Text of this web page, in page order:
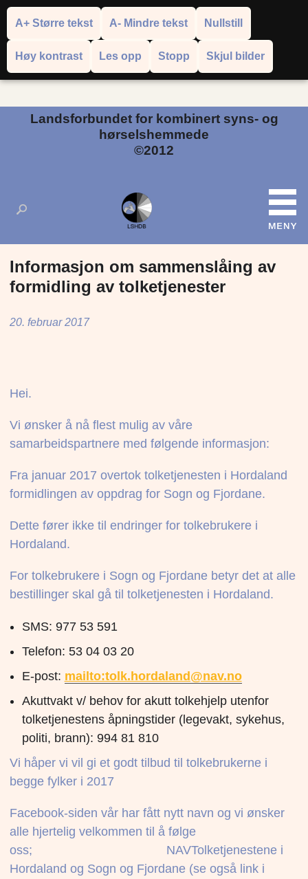
A+ Større tekst A- Mindre tekst Nullstill
Høy kontrast Les opp Stopp Skjul bilder
Landsforbundet for kombinert syns- og
hørselshemmede
©2012
Informasjon om sammenslåing av
formidling av tolketjenester
20. februar 2017
Hei.
Vi ønsker å nå flest mulig av våre
samarbeidspartnere med følgende informasjon:
Fra januar 2017 overtok tolketjenesten i Hordaland
formidlingen av oppdrag for Sogn og Fjordane.
Dette fører ikke til endringer for tolkebrukere i
Hordaland.
For tolkebrukere i Sogn og Fjordane betyr det at alle
bestillinger skal gå til tolketjenesten i Hordaland.
SMS: 977 53 591
Telefon: 53 04 03 20
E-post: mailto:tolk.hordaland@nav.no
Akuttvakt v/ behov for akutt tolkehjelp utenfor
tolketjenestens åpningstider (legevakt, sykehus,
politi, brann): 994 81 810
Vi håper vi vil gi et godt tilbud til tolkebrukerne i
begge fylker i 2017
Facebook-siden vår har fått nytt navn og vi ønsker
alle hjertelig velkommen til å følge
oss; NAVTolketjenestene i
Hordaland og Sogn og Fjordane (se også link i
Powered by Translate